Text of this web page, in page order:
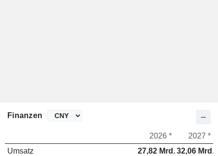
Finanzen
2026 *
2027 *
Umsatz
27,82 Mrd.32,06 Mrd.